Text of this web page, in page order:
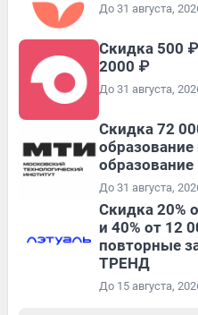
До 31 августа,
Скидка 500
2000 ₽
До 31 августа,
Скидка 72
образование
До 31 августа,
Скидка 20%
и 40% от 12
повторные
ТРЕНД
До 15 августа,